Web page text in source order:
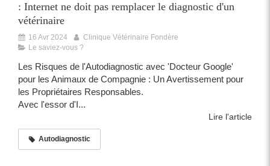
: Internet ne doit pas remplacer le diagnostic d'un
vétérinaire
16 Avr 2024
Clinique Vétérinaire Fondère
Le saviez-vous ?
Les Risques de l'Autodiagnostic avec 'Docteur Google'
pour les Animaux de Compagnie : Un Avertissement pour
les Propriétaires Responsables.
Avec l'essor d'I...
Lire l'article
Autodiagnostic